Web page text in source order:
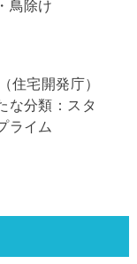
鳥除け
住宅開発庁）
な分類：スタ
ライム